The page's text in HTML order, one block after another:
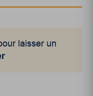
laisser un